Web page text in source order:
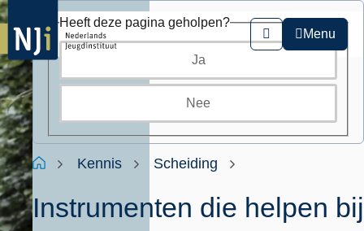
Overslaan
en
naar
de
inhoud
gaan
Zoeken
Menu
Kruimelpad
HomeKennis Scheiding
Instrumenten die helpen bij
Heeft deze pagina geholpen?
Ja
Nee